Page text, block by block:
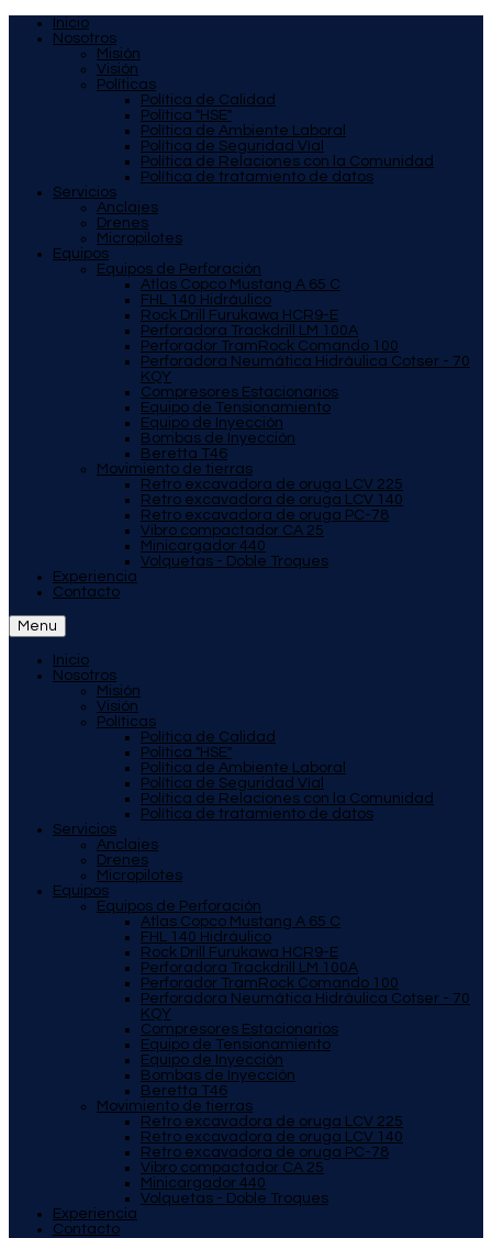
Inicio
Nosotros
Misión
Visión
Políticas
Política de Calidad
Política "HSE"
Política de Ambiente Laboral
Política de Seguridad Víal
Política de Relaciones con la Comunidad
Política de tratamiento de datos
Servicios
Anclajes
Drenes
Micropilotes
Equipos
Equipos de Perforación
Atlas Copco Mustang A 65 C
FHL 140 Hidráulico
Rock Drill Furukawa HCR9-E
Perforadora Trackdrill LM 100A
Perforador TramRock Comando 100
Perforadora Neumática Hidráulica Cotser - 70
KQY
Compresores Estacionarios
Equipo de Tensionamiento
Equipo de Inyección
Bombas de Inyección
Beretta T46
Movimiento de tierras
Retro excavadora de oruga LCV 225
Retro excavadora de oruga LCV 140
Retro excavadora de oruga PC-78
Vibro compactador CA 25
Minicargador 440
Volquetas - Doble Troques
Experiencia
Contacto
Menu
Inicio
Nosotros
Misión
Visión
Políticas
Política de Calidad
Política "HSE"
Política de Ambiente Laboral
Política de Seguridad Víal
Política de Relaciones con la Comunidad
Política de tratamiento de datos
Servicios
Anclajes
Drenes
Micropilotes
Equipos
Equipos de Perforación
Atlas Copco Mustang A 65 C
FHL 140 Hidráulico
Rock Drill Furukawa HCR9-E
Perforadora Trackdrill LM 100A
Perforador TramRock Comando 100
Perforadora Neumática Hidráulica Cotser - 70
KQY
Compresores Estacionarios
Equipo de Tensionamiento
Equipo de Inyección
Bombas de Inyección
Beretta T46
Movimiento de tierras
Retro excavadora de oruga LCV 225
Retro excavadora de oruga LCV 140
Retro excavadora de oruga PC-78
Vibro compactador CA 25
Minicargador 440
Volquetas - Doble Troques
Experiencia
Contacto